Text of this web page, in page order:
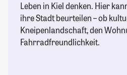
Leben in Kiel denken. Hier
ihre Stadt beurteilen – ob
Kneipenlandschaft, den
Fahrradfreundlichkeit.